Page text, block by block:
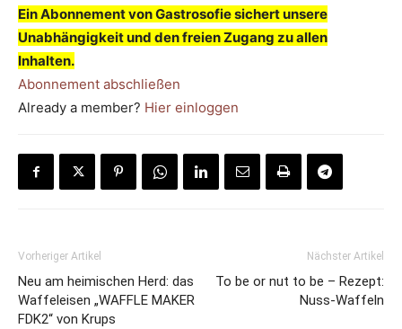
Ein Abonnement von Gastrosofie sichert unsere
Unabhängigkeit und den freien Zugang zu allen
Inhalten.
Abonnement abschließen
Already a member? Hier einloggen
Vorheriger Artikel
Neu am heimischen Herd: das
Waffeleisen „WAFFLE MAKER
FDK2“ von Krups
Nächster Artikel
To be or nut to be – Rezept:
Nuss-Waffeln